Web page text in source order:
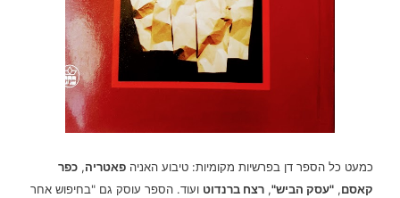
כמעט כל הספר דן בפרשיות מקומיות: טיבוע האניה פאטריה, כפר
קאסם, "עסק הביש", רצח ברנדוט ועוד. הספר עוסק גם "בחיפוש אחר